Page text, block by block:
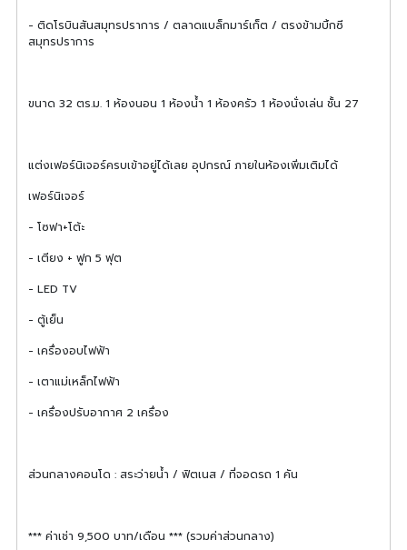
- ติดโรบินสันสมุทรปราการ / ตลาดแบล็กมาร์เก็ต / ตรงข้ามบิ้กซี
สมุทรปราการ
ขนาด 32 ตร.ม. 1 ห้องนอน 1 ห้องน้ำ 1 ห้องครัว 1 ห้องนั่งเล่น ชั้น 27
แต่งเฟอร์นิเจอร์ครบเข้าอยู่ได้เลย อุปกรณ์ ภายในห้องเพิ่มเติมได้
เฟอร์นิเจอร์
- โซฟา+โต้ะ
- เตียง + ฟูก 5 ฟุต
- LED TV
- ตู้เย็น
- เครื่องอบไฟฟ้า
- เตาแม่เหล็กไฟฟ้า
- เครื่องปรับอากาศ 2 เครื่อง
ส่วนกลางคอนโด : สระว่ายน้ำ / ฟิตเนส / ที่จอดรถ 1 คัน
*** ค่าเช่า 9,500 บาท/เดือน *** (รวมค่าส่วนกลาง)